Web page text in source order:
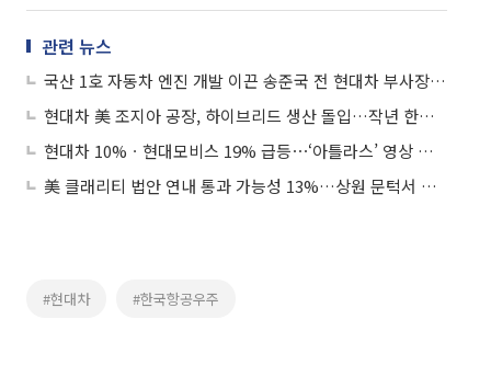
관련 뉴스
국산 1호 자동차 엔진 개발 이끈 송준국 전 현대차 부사장 별세
현대차 美 조지아 공장, 하이브리드 생산 돌입…작년 한국인 근로자 구금 사태 여파 극복
현대차 10%ㆍ현대모비스 19% 급등⋯‘아틀라스’ 영상 공개에 로봇주 강세
美 클래리티 법안 연내 통과 가능성 13%…상원 문턱서 제동
#현대차 #한국항공우주